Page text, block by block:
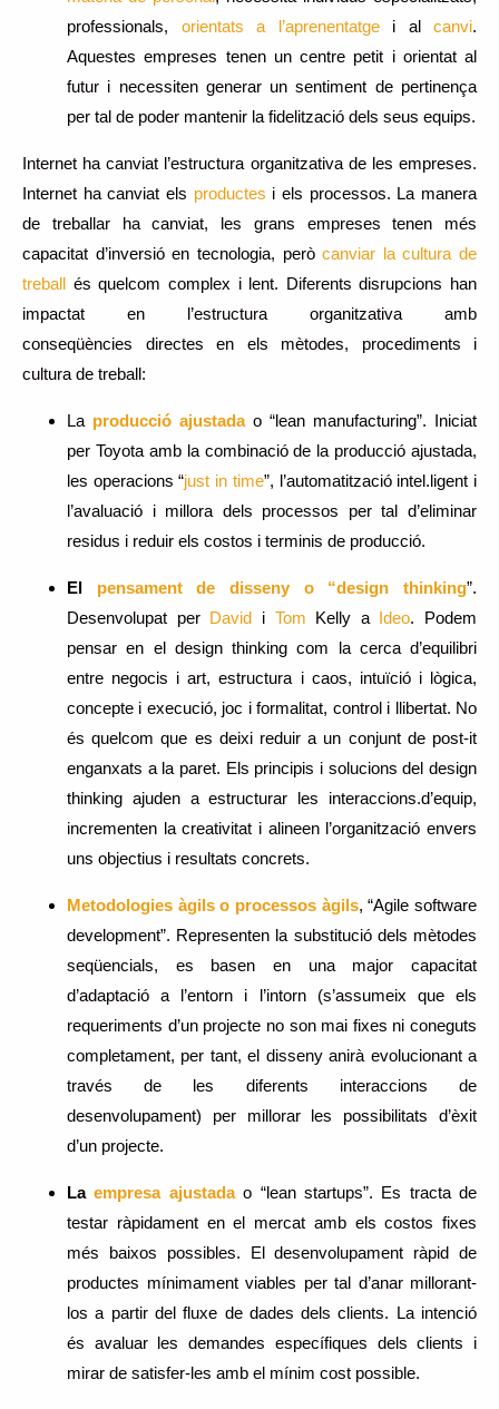
professionals, orientats a l’aprenentatgei al canvi.
Aquestes empreses tenen un centre petit i orientat al
futur i necessiten generar un sentiment de pertinença
per tal de poder mantenir la fidelització dels seus equips.
Internet ha canviat l’estructura organitzativa de les empreses.
Internet ha canviat els productes i els processos. La manera
de treballar ha canviat, les grans empreses tenen més
capacitat d’inversió en tecnologia, peròcanviar la cultura de
treball és quelcom complex i lent. Diferents disrupcions han
impactat en l’estructura organitzativa amb
conseqüències directes en els mètodes, procediments i
cultura de treball:
La producció ajustadao “lean manufacturing”. Iniciat
per Toyota amb la combinació de la producció ajustada,
les operacions “just in time”, l’automatització intel.ligent i
l’avaluació i millora dels processos per tal d’eliminar
residus i reduir els costos i terminis de producció.
El pensament de disseny o “design thinking”.
Desenvolupat per David i Tom Kelly a Ideo. Podem
pensar en el design thinking com la cerca d’equilibri
entre negocis i art, estructura i caos, intuïció i lògica,
concepte i execució, joc i formalitat, control i llibertat. No
és quelcom que es deixi reduir a un conjunt de post-it
enganxats a la paret. Els principis i solucions del design
thinking ajuden a estructurar les interaccions.d’equip,
incrementen la creativitat i alineen l’organització envers
uns objectius i resultats concrets.
Metodologies àgils o processos àgils, “Agile software
development”. Representen la substitució dels mètodes
seqüencials, es basen en una major capacitat
d’adaptació a l’entorn i l’intorn (s’assumeix que els
requeriments d’un projecte no son mai fixes ni coneguts
completament, per tant, el disseny anirà evolucionant a
través de les diferents interaccions de
desenvolupament) per millorar les possibilitats d’èxit
d’un projecte.
Laempresa ajustadao “lean startups”. Es tracta de
testar ràpidament en el mercat amb els costos fixes
més baixos possibles. El desenvolupament ràpid de
productes mínimament viables per tal d’anar millorant-
los a partir del fluxe de dades dels clients. La intenció
és avaluar les demandes específiques dels clients i
mirar de satisfer-les amb el mínim cost possible.